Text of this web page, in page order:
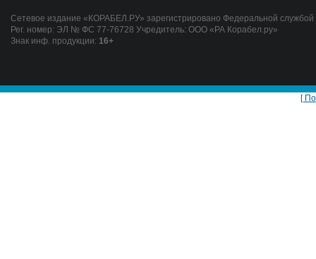
Сетевое издание «КОРАБЕЛ.РУ» зарегистрировано Федеральной
Рег. номер: ЭЛ № ФС 77-76728 Учредитель: ООО «РА Корабел.ру»
Знак инф. продукции: 16+
[